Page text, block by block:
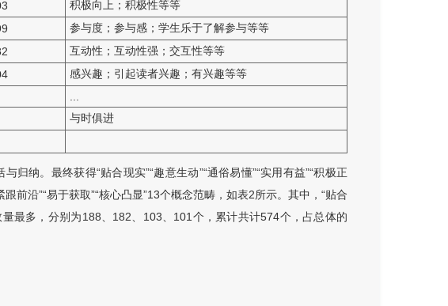
积极向上；积极性等等
参与度；参与感；学生乐于了解参与等等
互动性；互动性强；交互性等等
感兴趣；引起读者兴趣；有兴趣等等
...
与时俱进
归纳。最终获得“贴合现实”“趣意生动”“通俗易懂”“实用有益”“积极正
跟前沿”“易于获取”“核心凸显”13个概念范畴，如表2所示。其中，“贴合
量最多，分别为188、182、103、101个，累计共计574个，占总体的